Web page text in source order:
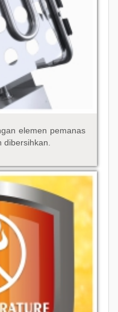
elemen pemanas
dibersihkan.